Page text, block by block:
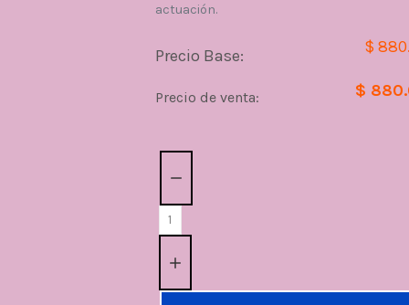
actuación.
Precio Base: $
Precio de venta: $